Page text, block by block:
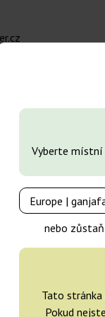
Vyberte místní
nebo
Tato stránka
Pokud
- 16:00
musíte být
je použít v souladu
informativního